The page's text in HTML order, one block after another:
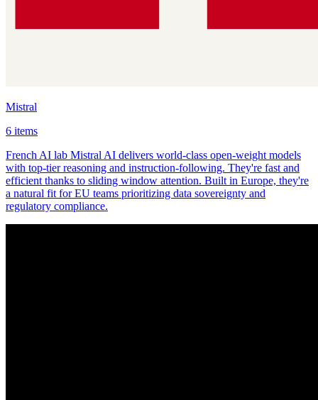
Mistral
6 items
French AI lab Mistral AI delivers world-class open-weight models
with top-tier reasoning and instruction-following. They're fast and
efficient thanks to sliding window attention. Built in Europe, they're
a natural fit for EU teams prioritizing data sovereignty and
regulatory compliance.